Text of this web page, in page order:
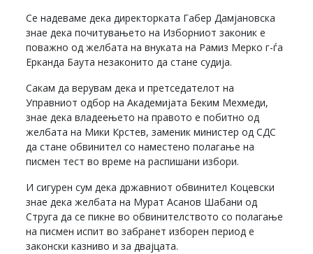
Се надеваме дека директорката Габер Дамјановска
знае дека почитувањето на Изборниот законик е
поважно од желбата на внуката на Рамиз Мерко г-ѓа
Ерканда Баута незаконито да стане судија.
Сакам да верувам дека и претседателот на
Управниот одбор на Академијата Беким Мехмеди,
знае дека владеењето на правото е побитно од
желбата на Мики Крстев, заменик министер од СДС
да стане обвинител со наместено полагање на
писмен тест во време на распишани избори.
И сигурен сум дека државниот обвинител Коцевски
знае дека желбата на Мурат Асанов Шабани од
Струга да се пикне во обвинителството со полагање
на писмен испит во забранет изборен период е
законски казниво и за двајцата.